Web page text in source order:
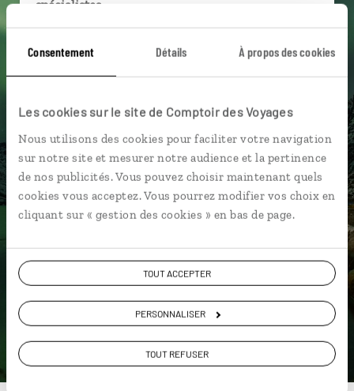
Consentement Détails À propos des cookies
Les cookies sur le site de Comptoir des Voyages
Nous utilisons des cookies pour faciliter votre navigation
sur notre site et mesurer notre audience et la pertinence
de nos publicités. Vous pouvez choisir maintenant quels
cookies vous acceptez. Vous pourrez modifier vos choix en
cliquant sur « gestion des cookies » en bas de page.
TOUT ACCEPTER
PERSONNALISER
TOUT REFUSER
spécialistes
près de vos envies et de la réalité du pays.
connectés en agence, mais aussi par email ou
Vous gardez le même interlocuteur avant,
pendant et après votre voyage.
DEMANDER UN DEVIS
ou
Construisez votre voyage avec un spécialiste Norvège
01 85 08 23 50